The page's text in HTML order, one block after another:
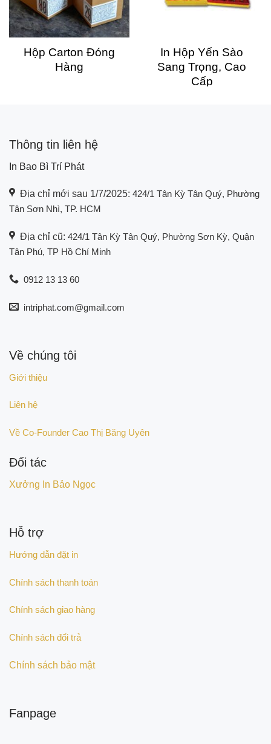
Hộp Carton Đóng
Hàng
In Hộp Yến Sào
Sang Trọng, Cao
Cấp
Thông tin liên hệ
In Bao Bì Trí Phát
Địa chỉ mới sau 1/7/2025: 424/1 Tân Kỳ Tân Quý, Phường
Tân Sơn Nhì, TP. HCM
Địa chỉ cũ: 424/1 Tân Kỳ Tân Quý, Phường Sơn Kỳ, Quận
Tân Phú, TP Hồ Chí Minh
0912 13 13 60
intriphat.com@gmail.com
Về chúng tôi
Giới thiệu
Liên hệ
Về Co-Founder Cao Thị Băng Uyên
Đối tác
Xưởng In Bảo Ngọc
Hỗ trợ
Hướng dẫn đặt in
Chính sách thanh toán
Chính sách giao hàng
Chính sách đổi trả
Chính sách bảo mật
Fanpage